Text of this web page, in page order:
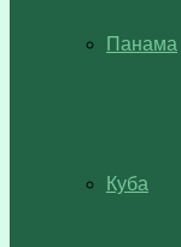
Панама
Куба